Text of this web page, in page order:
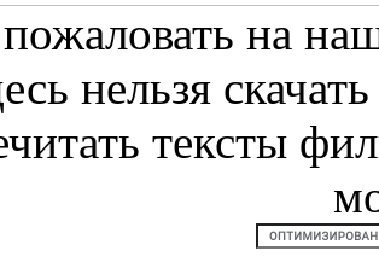
на
нельзя
тексты